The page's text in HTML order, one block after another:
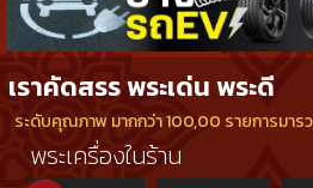
เราคัดสรร พระเด่น พระดี
ระดับคุณภาพ มากกว่า 100,00 รายการมารว
พระเครื่องในร้าน